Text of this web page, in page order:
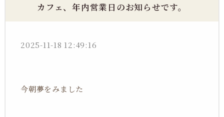
カフェ、年内営業日のお知らせです。
2025-11-18 12:49:16
今朝夢をみました